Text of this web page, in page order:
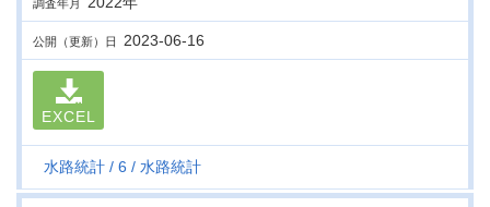
調査年月
公開（更新）日 2023-06-16
EXCEL
水路統計 6 水路統計